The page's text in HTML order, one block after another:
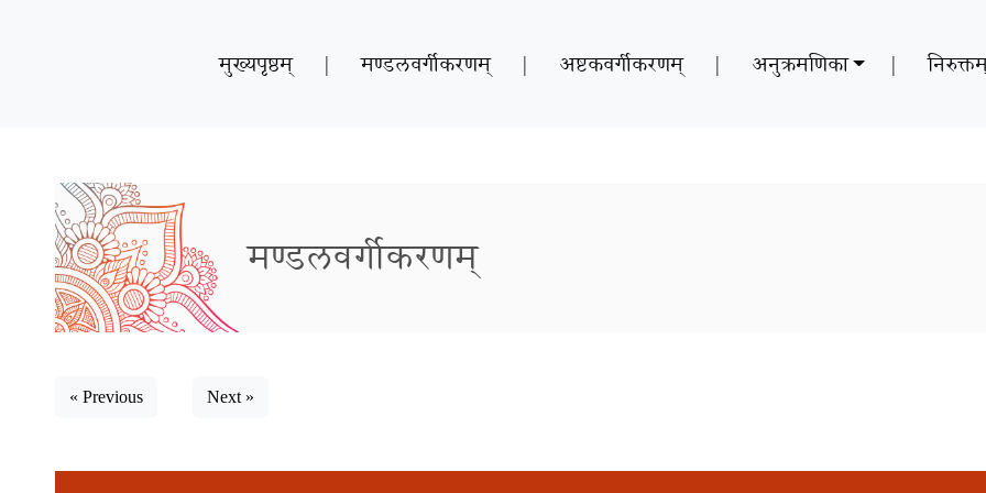
मुख्यपृष्ठम् | मण्डलवर्गीकरणम् | अष्टकवर्गीकरणम् | अनुक्रमणिका |
मण्डलवर्गीकरणम्
« Previous Next »